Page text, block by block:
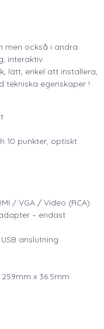
men också i andra
interaktiv
lätt, enkel att installera,
tekniska egenskaper !
10 punkter, optiskt
/ VGA / Video (RCA)
– endast
anslutning
x 36.5mm